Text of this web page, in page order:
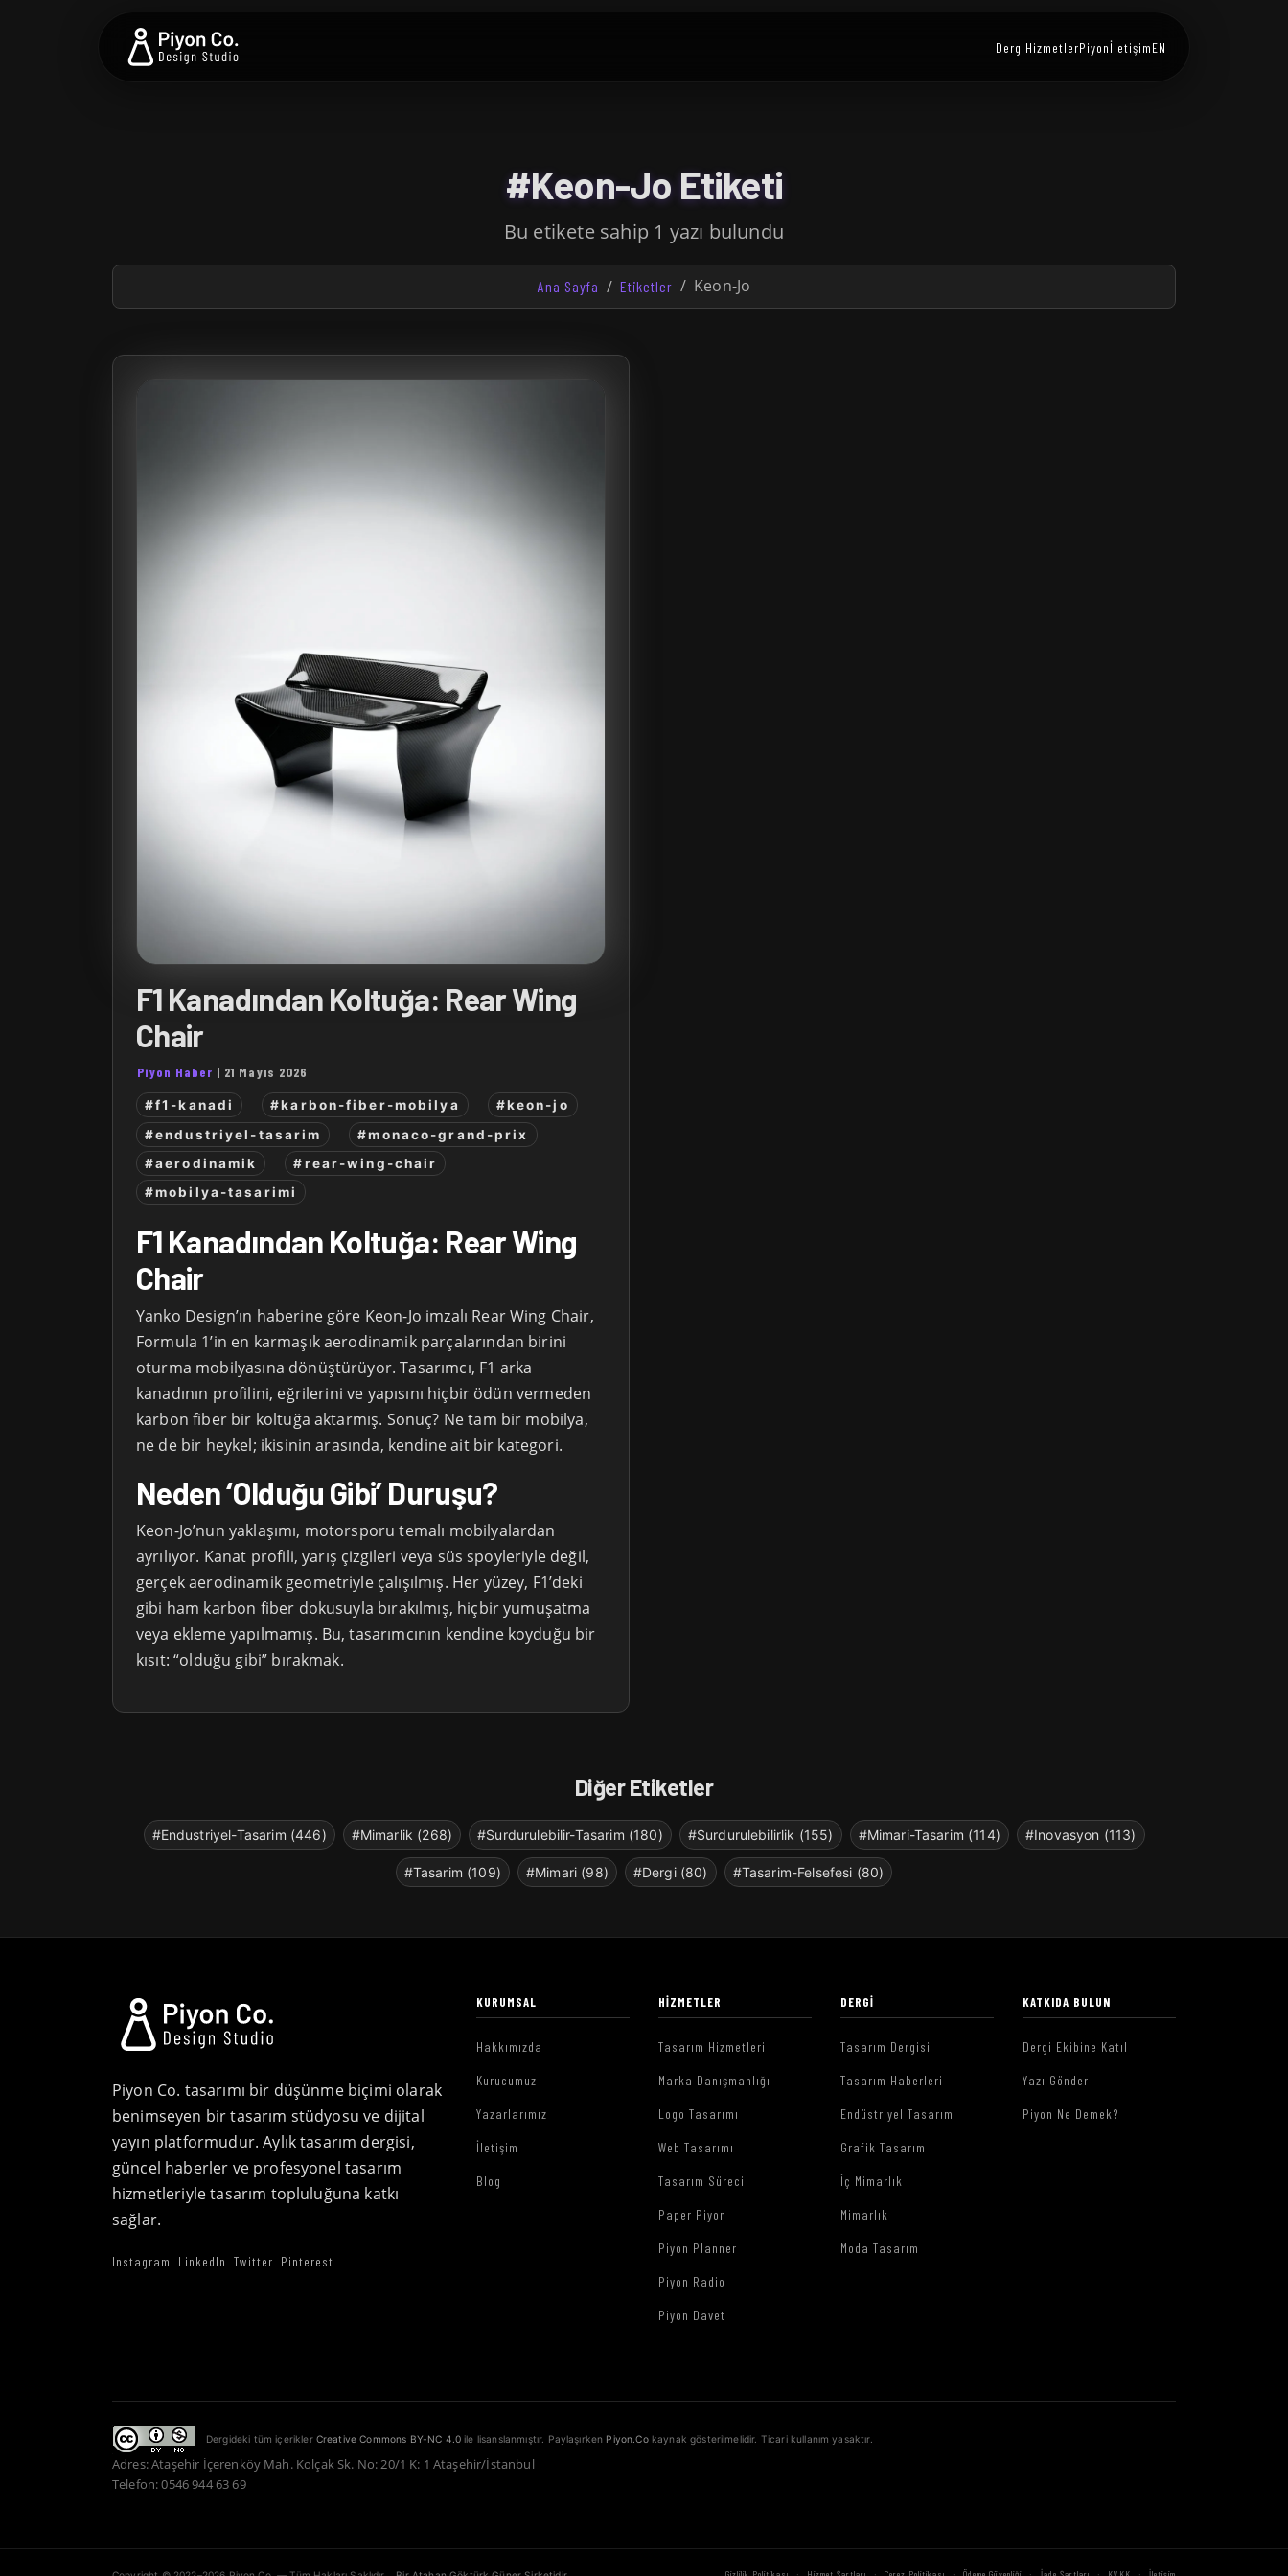
DergiHizmetlerPiyonİletişimEN
#Keon-Jo Etiketi
Bu etikete sahip 1 yazı bulundu
Ana Sayfa Etiketler Keon-Jo
F1 Kanadından Koltuğa: Rear Wing
Chair
Piyon Haber | 21 Mayıs 2026
#f1-kanadi #karbon-fiber-mobilya
#keon-jo
#endustriyel-tasarim
#monaco-grand-prix
#aerodinamik
#rear-wing-chair
#mobilya-tasarimi
F1 Kanadından Koltuğa: Rear Wing
Chair
Yanko Design’ın haberine göre Keon-Jo imzalı Rear Wing Chair,
Formula 1’in en karmaşık aerodinamik parçalarından birini
oturma mobilyasına dönüştürüyor. Tasarımcı, F1 arka
kanadının profilini, eğrilerini ve yapısını hiçbir ödün vermeden
karbon fiber bir koltuğa aktarmış. Sonuç? Ne tam bir mobilya,
ne de bir heykel; ikisinin arasında, kendine ait bir kategori.
Neden ‘Olduğu Gibi’ Duruşu?
Keon-Jo’nun yaklaşımı, motorsporu temalı mobilyalardan
ayrılıyor. Kanat profili, yarış çizgileri veya süs spoyleriyle değil,
gerçek aerodinamik geometriyle çalışılmış. Her yüzey, F1’deki
gibi ham karbon fiber dokusuyla bırakılmış, hiçbir yumuşatma
veya ekleme yapılmamış. Bu, tasarımcının kendine koyduğu bir
kısıt: “olduğu gibi” bırakmak.
Diğer Etiketler
#Endustriyel-Tasarim (446) #Mimarlik (268) #Surdurulebilir-Tasarim (180) #Surdurulebilirlik (155) #Mimari-Tasarim (114) #Inovasyon (113)
#Tasarim (109) #Mimari (98) #Dergi (80) #Tasarim-Felsefesi (80)
Piyon Co. tasarımı bir düşünme biçimi olarak
benimseyen bir tasarım stüdyosu ve dijital
yayın platformudur. Aylık tasarım dergisi,
güncel haberler ve profesyonel tasarım
hizmetleriyle tasarım topluluğuna katkı
sağlar.
Instagram LinkedIn Twitter Pinterest
KURUMSAL
Hakkımızda
Kurucumuz
Yazarlarımız
İletişim
Blog
HIZMETLER
Tasarım Hizmetleri
Marka Danışmanlığı
Logo Tasarımı
Web Tasarımı
Tasarım Süreci
Paper Piyon
Piyon Planner
Piyon Radio
Piyon Davet
DERGI
Tasarım Dergisi
Tasarım Haberleri
Endüstriyel Tasarım
Grafik Tasarım
İç Mimarlık
Mimarlık
Moda Tasarım
KATKIDA BULUN
Dergi Ekibine Katıl
Yazı Gönder
Piyon Ne Demek?
Dergideki tüm içerikler Creative Commons BY-NC 4.0 ile lisanslanmıştır. Paylaşırken Piyon.Cokaynak gösterilmelidir. Ticari kullanım yasaktır.
Adres: Ataşehir İçerenköy Mah. Kolçak Sk. No: 20/1 K: 1 Ataşehir/İstanbul
Telefon: 0546 944 63 69
Gizlilik Politikası Hizmet Şartları Çerez Politikası Ödeme Güvenliği İade Şartları KVKK İletişim